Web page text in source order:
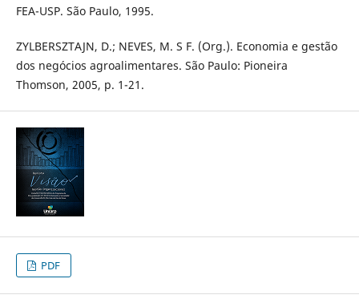
FEA-USP. São Paulo, 1995.
ZYLBERSZTAJN, D.; NEVES, M. S F. (Org.). Economia e gestão
dos negócios agroalimentares. São Paulo: Pioneira
Thomson, 2005, p. 1-21.
PDF